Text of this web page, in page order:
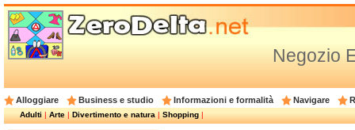
Negozio
Alloggiare Business e studio Informazioni e formalità Navigare
Adulti|Arte|Divertimento e natura|Shopping|